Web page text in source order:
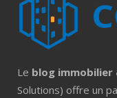
Le blog immobilier
Solutions) offre un